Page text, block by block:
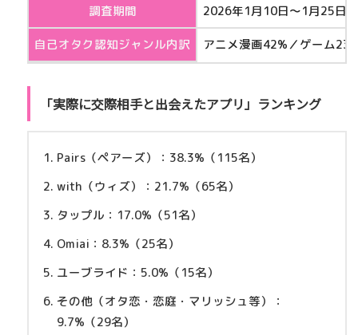
調査期間
2026年1月10日〜1月25日
自己オタク認知ジャンル内訳
アニメ漫画42%／ゲーム
「実際に交際相手と出会えたアプリ」ランキング
Pairs（ペアーズ）：38.3% （115名）
with（ウィズ）：21.7% （65名）
タップル：17.0% （51名）
Omiai：8.3% （25名）
ユーブライド：5.0% （15名）
その他（オタ恋・恋庭・マリッシュ等）：
9.7%（29名）